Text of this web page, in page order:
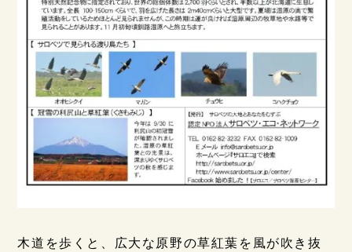
木道を歩くと、広大な原野の草紅葉を風が吹き抜